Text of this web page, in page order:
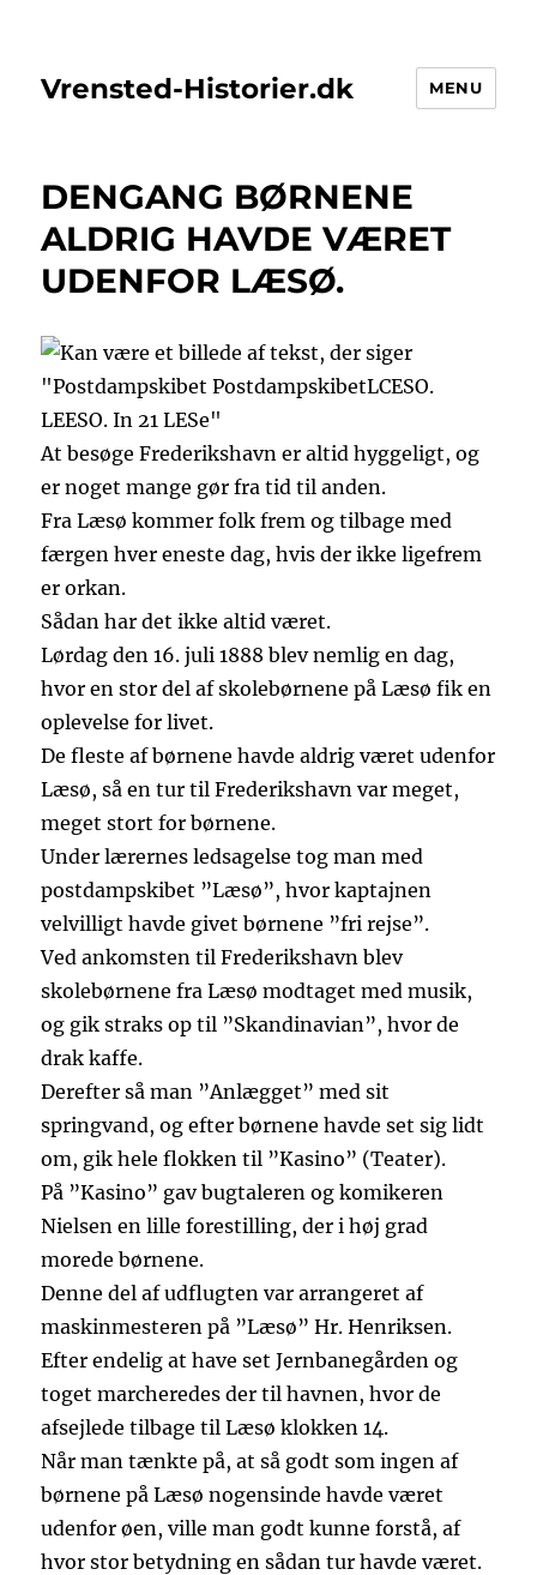
Vrensted-Historier.dk MENU
DENGANG BØRNENE
ALDRIG HAVDE VÆRET
UDENFOR LÆSØ.
At besøge Frederikshavn er altid hyggeligt, og
er noget mange gør fra tid til anden.
Fra Læsø kommer folk frem og tilbage med
færgen hver eneste dag, hvis der ikke ligefrem
er orkan.
Sådan har det ikke altid været.
Lørdag den 16. juli 1888 blev nemlig en dag,
hvor en stor del af skolebørnene på Læsø fik en
oplevelse for livet.
De fleste af børnene havde aldrig været udenfor
Læsø, så en tur til Frederikshavn var meget,
meget stort for børnene.
Under lærernes ledsagelse tog man med
postdampskibet ”Læsø”, hvor kaptajnen
velvilligt havde givet børnene ”fri rejse”.
Ved ankomsten til Frederikshavn blev
skolebørnene fra Læsø modtaget med musik,
og gik straks op til ”Skandinavian”, hvor de
drak kaffe.
Derefter så man ”Anlægget” med sit
springvand, og efter børnene havde set sig lidt
om, gik hele flokken til ”Kasino” (Teater).
På ”Kasino” gav bugtaleren og komikeren
Nielsen en lille forestilling, der i høj grad
morede børnene.
Denne del af udflugten var arrangeret af
maskinmesteren på ”Læsø” Hr. Henriksen.
Efter endelig at have set Jernbanegården og
toget marcheredes der til havnen, hvor de
afsejlede tilbage til Læsø klokken 14.
Når man tænkte på, at så godt som ingen af
børnene på Læsø nogensinde havde været
udenfor øen, ville man godt kunne forstå, af
hvor stor betydning en sådan tur havde været.